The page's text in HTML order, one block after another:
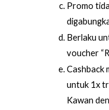
Promo
Berlaku
voucher
Cashback
untuk 1x
Kawan